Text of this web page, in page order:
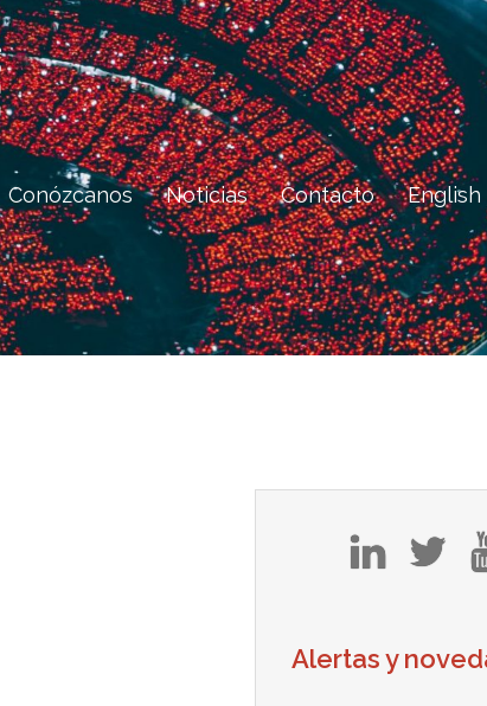
Conózcanos Noticias Contacto English
tw
Alertas y